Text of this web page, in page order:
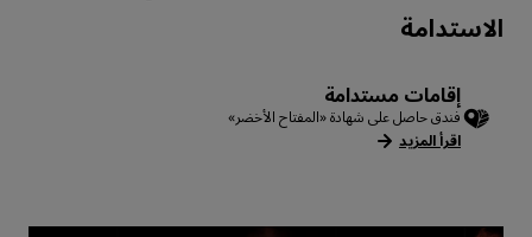
الاستدامة
إقامات مستدامة
فندق حاصل على شهادة «المفتاح الأخضر»
اقرأ المزيد